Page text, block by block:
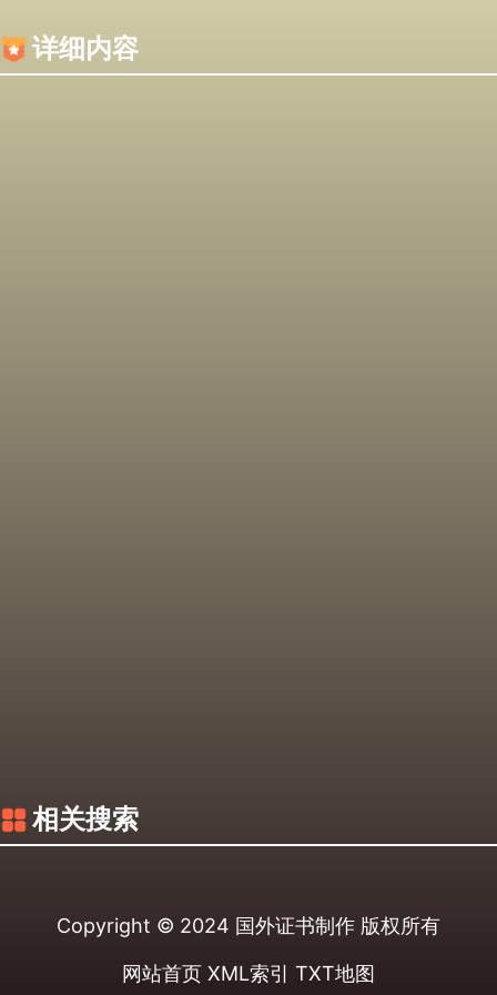
详细内容
相关搜索
Copyright © 2024 国外证书制作 版权所有
网站首页 XML索引 TXT地图